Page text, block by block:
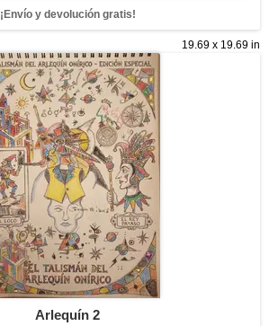
¡Envío y devolución gratis!
19.69 x 19.69 in
Arlequín 2